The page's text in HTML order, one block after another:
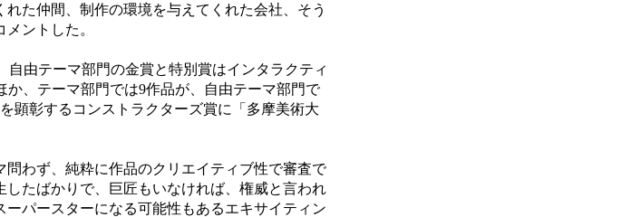
た仲間、制作の環境を与えてくれた会社、そう
ントした。
由テーマ部門の金賞と特別賞はインタラクティ
、テーマ部門では9作品が、自由テーマ部門で
顕彰するコンストラクターズ賞に「多摩美術大
わず、純粋に作品のクリエイティブ性で審査で
たばかりで、巨匠もいなければ、権威と言われ
パースターになる可能性もあるエキサイティン